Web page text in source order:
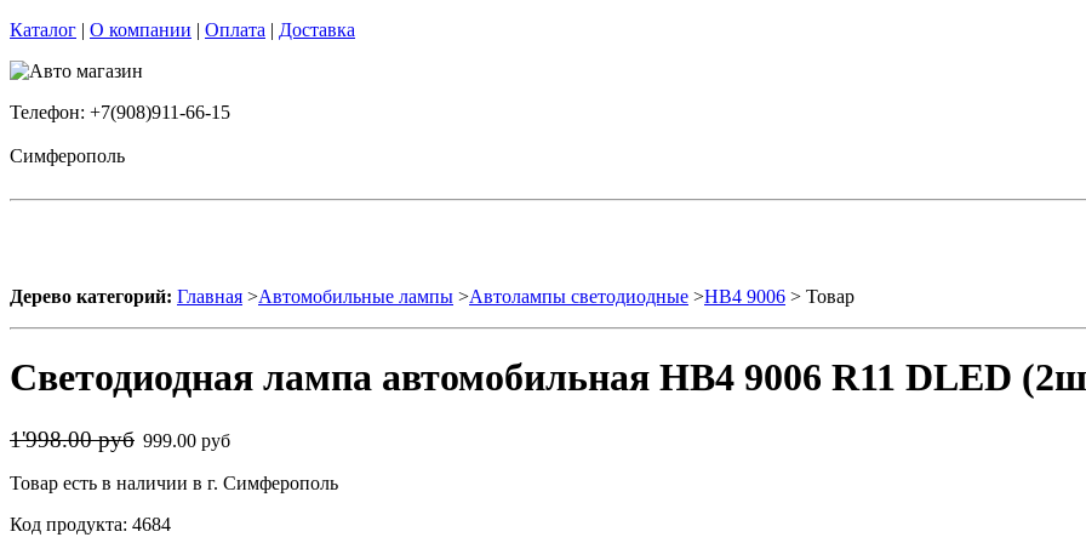
Каталог | О компании | Оплата | Доставка
Телефон: +7(908)911-66-15
Симферополь
Дерево категорий: Главная >Автомобильные лампы >Автолампы светодиодные >HB4 9006 > Товар
Светодиодная лампа автомобильная HB4 9006 R11 DLED
1'998.00 руб 999.00 руб
Товар есть в наличии в г. Симферополь
Код продукта: 4684